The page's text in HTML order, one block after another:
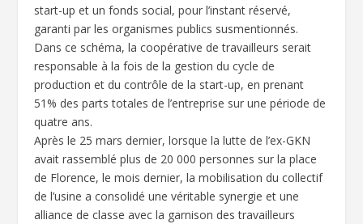
start-up et un fonds social, pour l’instant réservé,
garanti par les organismes publics susmentionnés.
Dans ce schéma, la coopérative de travailleurs serait
responsable à la fois de la gestion du cycle de
production et du contrôle de la start-up, en prenant
51% des parts totales de l’entreprise sur une période de
quatre ans.
Après le 25 mars dernier, lorsque la lutte de l’ex-GKN
avait rassemblé plus de 20 000 personnes sur la place
de Florence, le mois dernier, la mobilisation du collectif
de l’usine a consolidé une véritable synergie et une
alliance de classe avec la garnison des travailleurs